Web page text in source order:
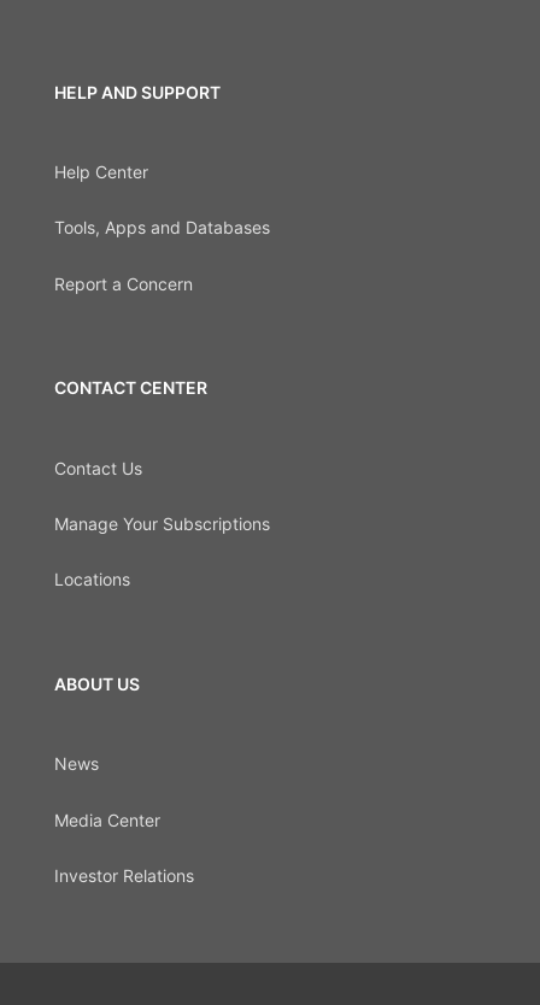
HELP AND SUPPORT
Help Center
Tools, Apps and Databases
Report a Concern
CONTACT CENTER
Contact Us
Manage Your Subscriptions
Locations
ABOUT US
News
Media Center
Investor Relations